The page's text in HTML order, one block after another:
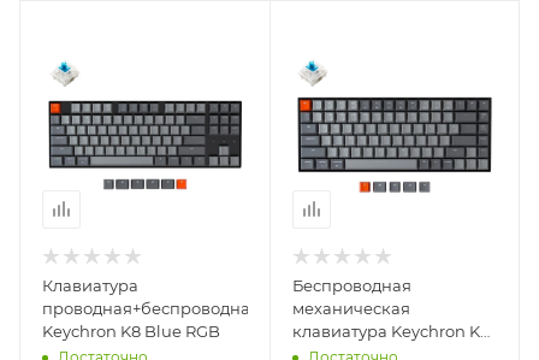
Клавиатура
проводная+беспроводная
Keychron K8 Blue RGB
Беспроводная
механическая
клавиатура Keychron K2
Blue